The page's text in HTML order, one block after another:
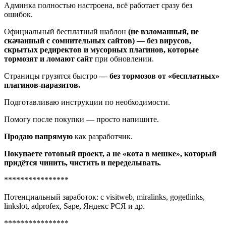
Админка полностью настроена, всё работает сразу без
ошибок.
Официальный бесплатный шаблон (не взломанный, не
скачанный с сомнительных сайтов) — без вирусов,
скрытых редиректов и мусорных плагинов, которые
тормозят и ломают сайт при обновлении.
Страницы грузятся быстро— без тормозов от «бесплатных»
плагинов-паразитов.
Подготавливаю инструкции по необходимости.
Помогу после покупки — просто напишите.
Продаю напрямую как разработчик.
Покупаете готовый проект, а не «кота в мешке», который
придётся чинить, чистить и переделывать.
****************
Потенциальный заработок: с visitweb, miralinks, gogetlinks,
linkslot, adprofex, Sape, Яндекс РСЯ и др.
****************